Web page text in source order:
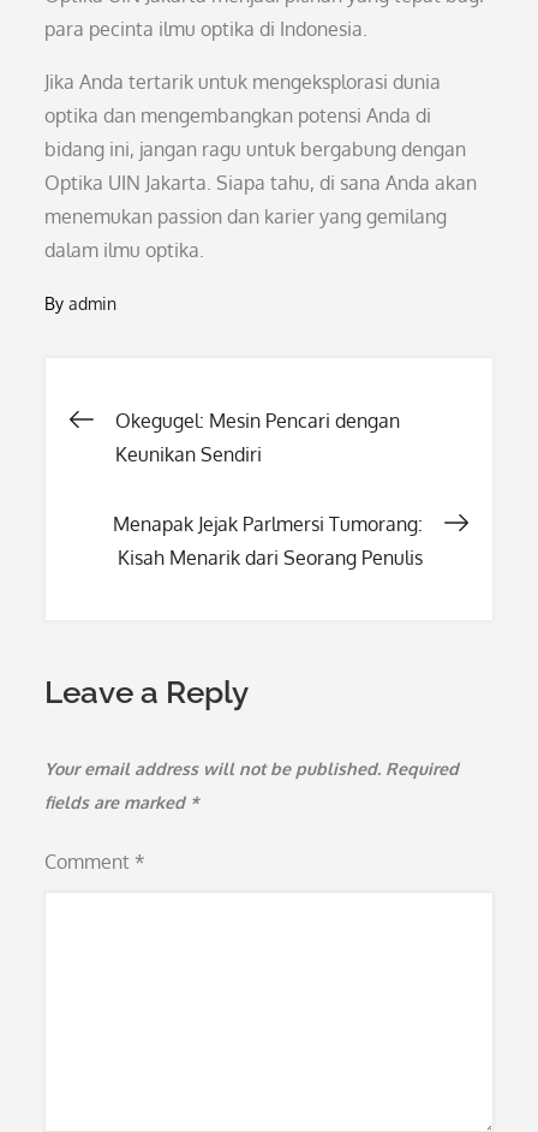
para pecinta ilmu optika di Indonesia.
Jika Anda tertarik untuk mengeksplorasi dunia
optika dan mengembangkan potensi Anda di
bidang ini, jangan ragu untuk bergabung dengan
Optika UIN Jakarta. Siapa tahu, di sana Anda akan
menemukan passion dan karier yang gemilang
dalam ilmu optika.
Byadmin
Post
Okegugel: Mesin Pencari dengan
Keunikan Sendiri
Menapak Jejak Parlmersi Tumorang:
Kisah Menarik dari Seorang Penulis
Leave a Reply
Your email address will not be published. Required
fields are marked *
Comment *